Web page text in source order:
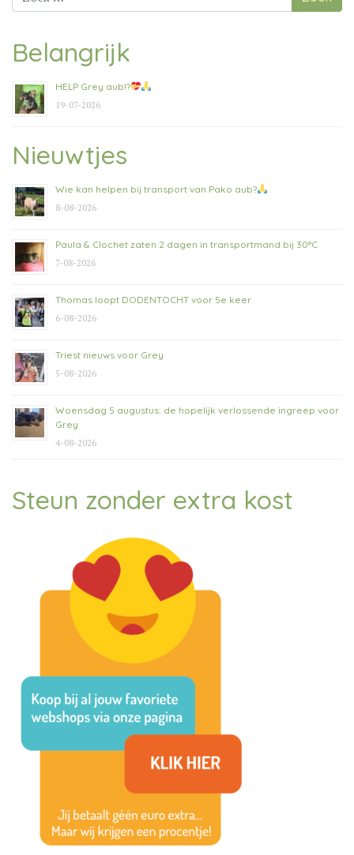
naar:
Belangrijk
HELP Grey aub!?
19-07-2026
Nieuwtjes
Wie kan helpen bij transport van Pako aub?
8-08-2026
Paula & Clochet zaten 2 dagen in transportmand bij 30°C
7-08-2026
Thomas loopt DODENTOCHT voor 5e keer
6-08-2026
Triest nieuws voor Grey
5-08-2026
Woensdag 5 augustus: de hopelijk verlossende ingreep voor
Grey
4-08-2026
Steun zonder extra kost